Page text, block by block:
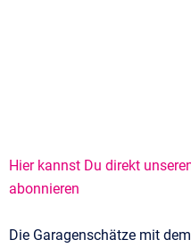
Hier kannst Du direkt
abonnieren
Die Garagenschätze mit